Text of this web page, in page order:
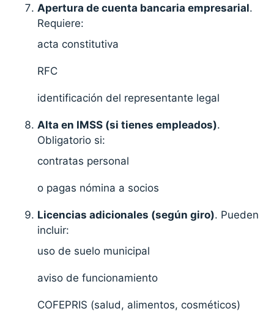
Apertura de cuenta bancaria empresarial.
Requiere:
acta constitutiva
RFC
identificación del representante legal
Alta en IMSS (si tienes empleados).
Obligatorio si:
contratas personal
o pagas nómina a socios
Licencias adicionales (según giro). Pueden
incluir:
uso de suelo municipal
aviso de funcionamiento
COFEPRIS (salud, alimentos, cosméticos)